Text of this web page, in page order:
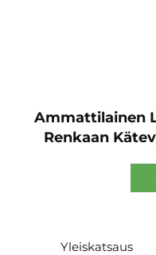
Ammattilainen
Renkaan
Yleiskatsaus